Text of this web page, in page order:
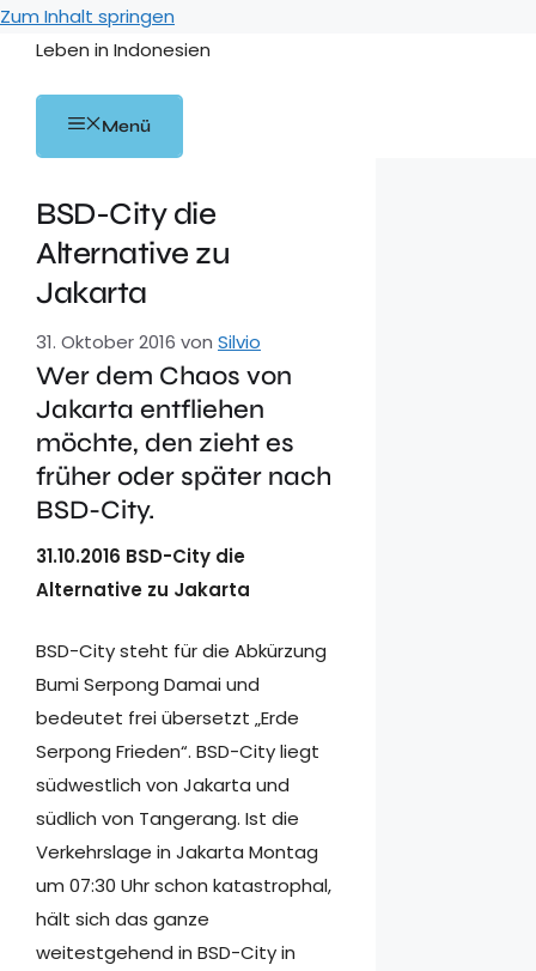
Zum Inhalt springen
Leben in Indonesien
Menü
BSD-City die
Alternative zu
Jakarta
31. Oktober 2016 von Silvio
Wer dem Chaos von
Jakarta entfliehen
möchte, den zieht es
früher oder später nach
BSD-City.
31.10.2016 BSD-City die
Alternative zu Jakarta
BSD-City steht für die Abkürzung
Bumi Serpong Damai und
bedeutet frei übersetzt „Erde
Serpong Frieden“. BSD-City liegt
südwestlich von Jakarta und
südlich von Tangerang. Ist die
Verkehrslage in Jakarta Montag
um 07:30 Uhr schon katastrophal,
hält sich das ganze
weitestgehend in BSD-City in